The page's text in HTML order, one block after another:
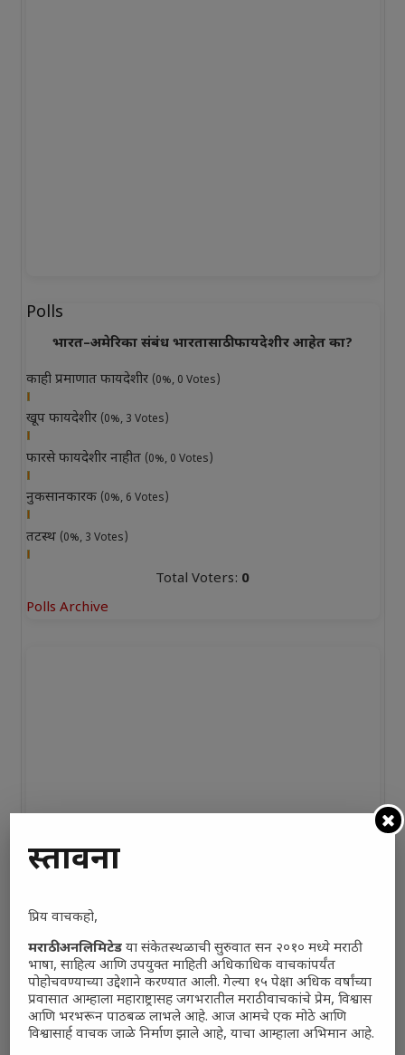
Polls
भारत–अमेरिका संबंध भारतासाठी फायदेशीर आहेत का?
काही प्रमाणात फायदेशीर (0%, 0 Votes)
खूप फायदेशीर (0%, 3 Votes)
फारसे फायदेशीर नाहीत (0%, 0 Votes)
नुकसानकारक (0%, 6 Votes)
तटस्थ (0%, 3 Votes)
Total Voters: 0
Polls Archive
प्रस्तावना
प्रिय वाचकहो,
मराठी अनलिमिटेड या संकेतस्थळाची सुरुवात सन २०१० मध्ये मराठी
भाषा, साहित्य आणि उपयुक्त माहिती अधिकाधिक वाचकांपर्यंत
पोहोचवण्याच्या उद्देशाने करण्यात आली. गेल्या १५ पेक्षा अधिक वर्षांच्या
प्रवासात आम्हाला महाराष्ट्रासह जगभरातील मराठी वाचकांचे प्रेम, विश्वास
आणि भरभरून पाठबळ लाभले आहे. आज आमचे एक मोठे आणि
विश्वासार्ह वाचक जाळे निर्माण झाले आहे, याचा आम्हाला अभिमान आहे.